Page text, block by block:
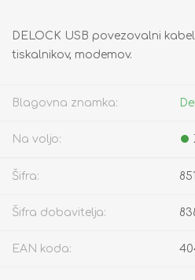
DELOCK USB povezovalni
tiskalnikov, modemov.
Blagovna znamka:
Na voljo:
Šifra:
Šifra dobavitelja:
EAN koda: